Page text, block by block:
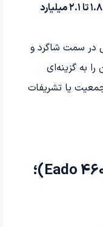
۱.۸تا۲.۱میلیارد
در سمت شاگرد و
به گزینه‌ای
یا تشریفات
؛